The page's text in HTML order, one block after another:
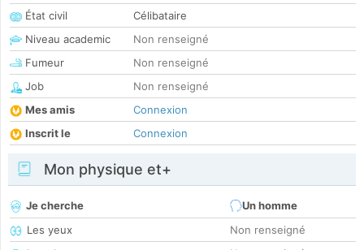
État civil
Célibataire
Niveau academic
Non renseigné
Fumeur
Non renseigné
Job
Non renseigné
Mes amis
Connexion
Inscrit le
Connexion
Mon physique et+
Je cherche
Un homme
Les yeux
Non renseigné